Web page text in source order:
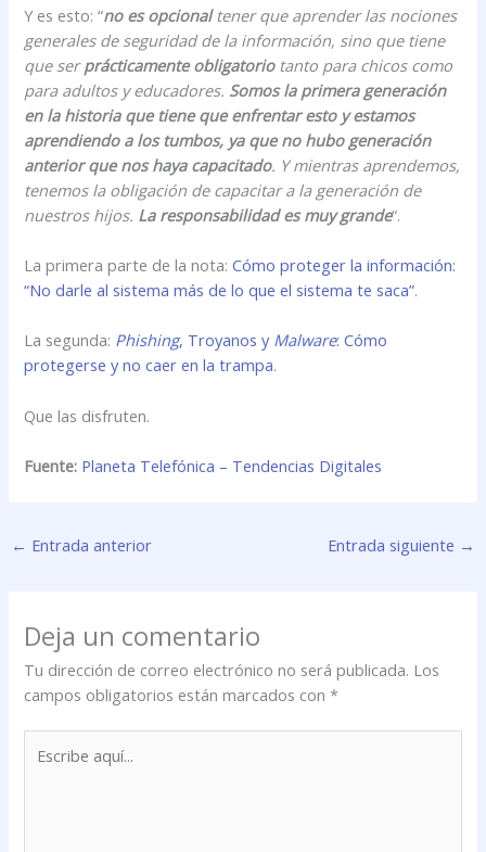
Y es esto: “no es opcionaltener que aprender las nociones
generales de seguridad de la información, sino que tiene
que serprácticamente obligatoriotanto para chicos como
para adultos y educadores. Somos la primera generación
en la historia que tiene que enfrentar esto y estamos
aprendiendo a los tumbos, ya que no hubo generación
anterior que nos haya capacitado. Y mientras aprendemos,
tenemos la obligación de capacitar a la generación de
nuestros hijos. La responsabilidad es muy grande“.
La primera parte de la nota:Cómo proteger la información:
“No darle al sistema más de lo que el sistema te saca”.
La segunda: Phishing, Troyanos y Malware: Cómo
protegerse y no caer en la trampa.
Que las disfruten.
Fuente: Planeta Telefónica – Tendencias Digitales
← Entrada anterior Entrada siguiente →
Deja un comentario
Tu dirección de correo electrónico no será publicada. Los
campos obligatorios están marcados con*
aquí...